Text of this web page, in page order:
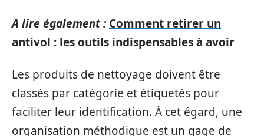
A lire également : Comment retirer un
antivol : les outils indispensables à avoir
Les produits de nettoyage doivent être
classés par catégorie et étiquetés pour
faciliter leur identification. À cet égard, une
organisation méthodique est un gage de